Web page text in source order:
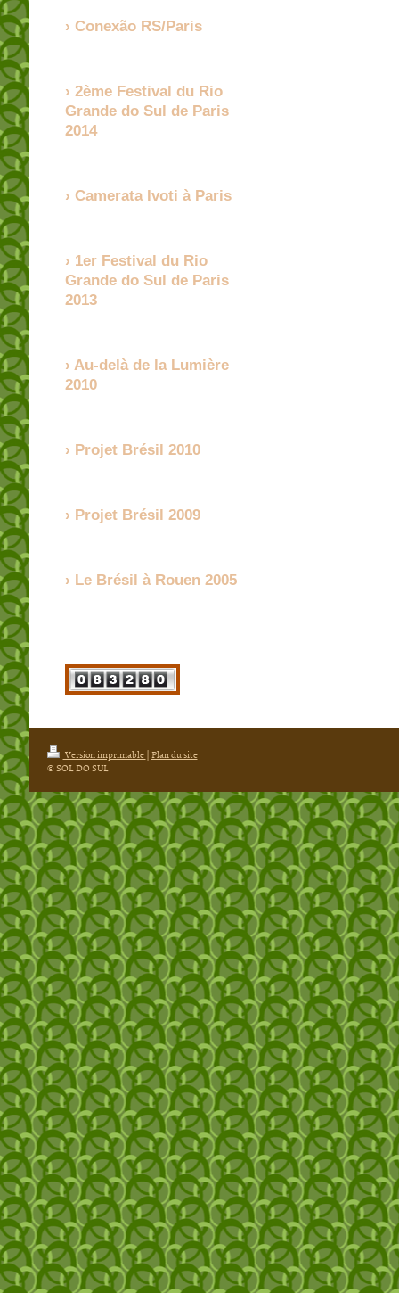
Conexão RS/Paris
2ème Festival du Rio
Grande do Sul de Paris
2014
Camerata Ivoti à Paris
1er Festival du Rio
Grande do Sul de Paris
2013
Au-delà de la Lumière
2010
Projet Brésil 2010
Projet Brésil 2009
Le Brésil à Rouen 2005
Version imprimable|Plan du site
© SOL DO SUL